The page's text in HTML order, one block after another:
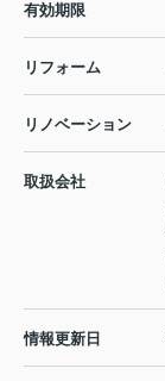
有効期限
リフォーム
リノベーション
取扱会社
情報更新日